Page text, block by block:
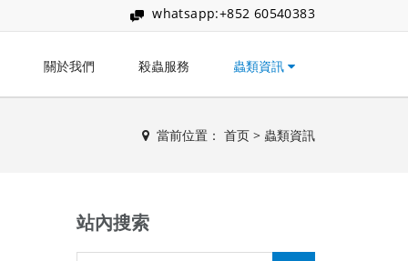
whatsapp:+852 60540383
關於我們 殺蟲服務 蟲類資訊
當前位置： 首页 > 蟲類資訊
站內搜索